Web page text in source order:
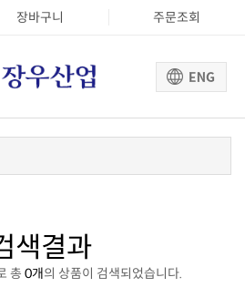
장바구니 주문조회
색결과
총 0개의 상품이 검색되었습니다.